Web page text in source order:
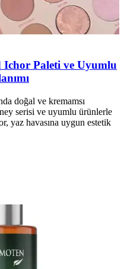
Ichor Paleti ve Uyumlu
doğal ve kremamsı
serisi ve uyumlu ürünlerle
yaz havasına uygun estetik